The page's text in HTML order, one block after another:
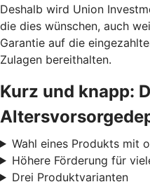
Deshalb wird Union
die dies wünschen, auch
Garantie auf die
Zulagen bereithalten.
Kurz und knapp:
Wahl eines Produkts mit
Höhere Förderung für
Drei Produktvarianten